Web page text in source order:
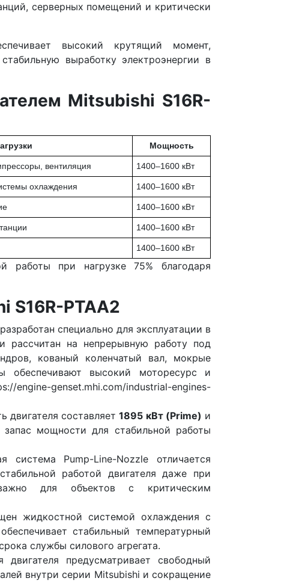
серверных помещений и критически
высокий крутящий момент,
выработку электроэнергии в
Mitsubishi S16R-
Мощность
вентиляция 1400–1600 кВт
охлаждения 1400–1600 кВт
1400–1600 кВт
1400–1600 кВт
1400–1600 кВт
работы при нагрузке 75% благодаря
S16R-PTAA2
специально для эксплуатации в
рассчитан на непрерывную работу под
кованый коленчатый вал, мокрые
обеспечивают высокий моторесурс и
engine-genset.mhi.com/industrial-engines-
двигателя составляет1895 кВт (Prime) и
запас мощности для стабильной работы
система Pump-Line-Nozzle отличается
работой двигателя даже при
для объектов с критическим
жидкостной системой охлаждения с
стабильный температурный
службы силового агрегата.
двигателя предусматривает свободный
внутри серии Mitsubishi и сокращение